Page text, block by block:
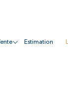
vente estimation